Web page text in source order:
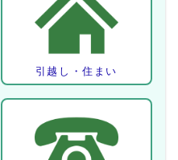
引越し・住まい